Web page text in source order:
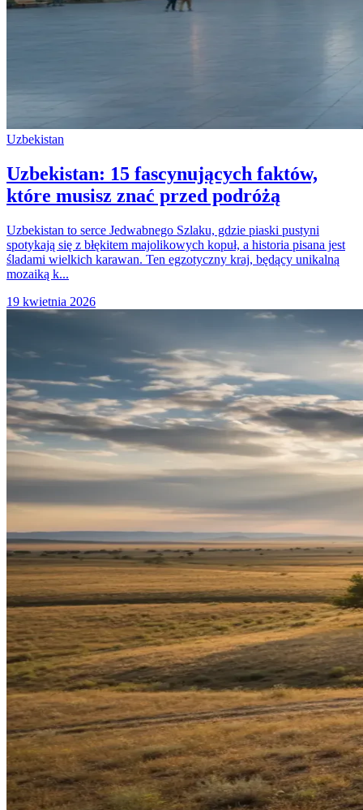
Uzbekistan
Uzbekistan: 15 fascynujących faktów,
które musisz znać przed podróżą
Uzbekistan to serce Jedwabnego Szlaku, gdzie piaski pustyni
spotykają się z błękitem majolikowych kopuł, a historia pisana jest
śladami wielkich karawan. Ten egzotyczny kraj, będący unikalną
mozaiką k...
19 kwietnia 2026